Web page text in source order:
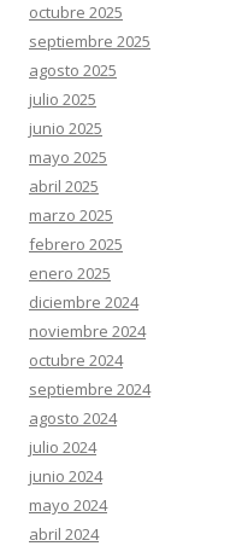
octubre 2025
septiembre 2025
agosto 2025
julio 2025
junio 2025
mayo 2025
abril 2025
marzo 2025
febrero 2025
enero 2025
diciembre 2024
noviembre 2024
octubre 2024
septiembre 2024
agosto 2024
julio 2024
junio 2024
mayo 2024
abril 2024